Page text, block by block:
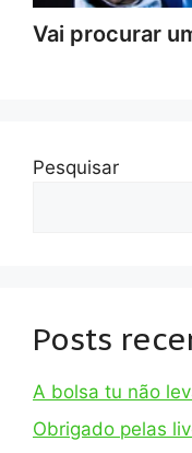
Vai procurar
Pesquisar
Posts
A bolsa tu não
Obrigado pelas